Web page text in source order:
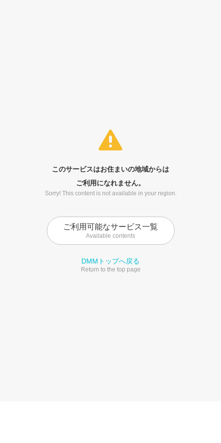
このサービスはお住まいの地域からは
ご利用になれません。
Sorry! This content is not available in your region.
ご利用可能なサービス一覧
Available contents
DMMトップへ戻る
Return to the top page